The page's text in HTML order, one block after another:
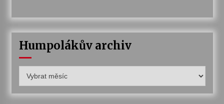
Humpolákův archiv
archiv